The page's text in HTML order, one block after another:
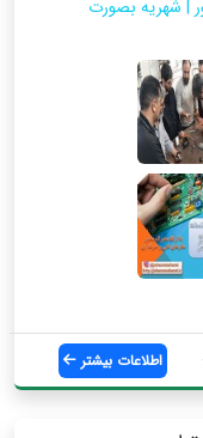
| شهریه بصورت
اطلاعات بیشتر